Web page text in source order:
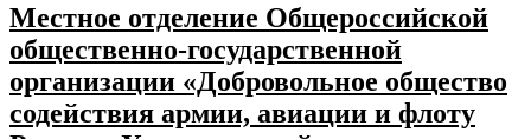
Местное отделение Общероссийской
общественно-государственной
организации «Добровольное общество
содействия армии, авиации и флоту